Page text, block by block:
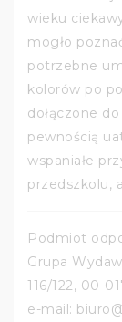
wieku
mogło
potrzebne
kolorów po
dołączone
pewnością
wspaniałe
przedszkolu,
Podmiot
Grupa
116/122, 00-
e-mail: